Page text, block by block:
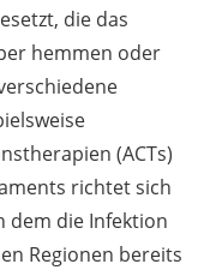
die das
hemmen oder
(ACTs)
richtet sich
dem die Infektion
Regionen bereits